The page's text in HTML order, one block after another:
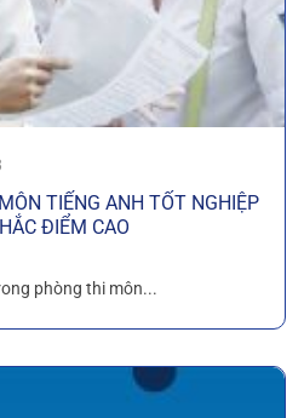
TIẾNG ANH TỐT NGHIỆP
ĐIỂM CAO
phòng thi môn...